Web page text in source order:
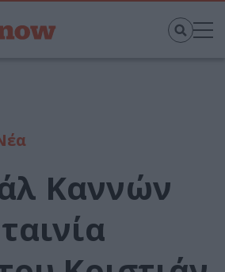
Καννών